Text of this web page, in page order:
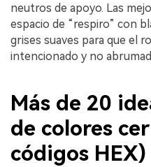
neutros de apoyo. Las
espacio de “respiro” con
grises suaves para que el
intencionado y no
Más de 20
de colores
códigos HEX)